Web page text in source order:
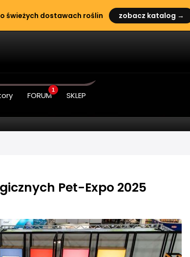
świeżych dostawach roślin zobacz katalog →
FORUM
1
SKLEP
Pet-Expo 2025